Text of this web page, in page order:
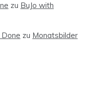
zu BuJo with
zu Monatsbilder